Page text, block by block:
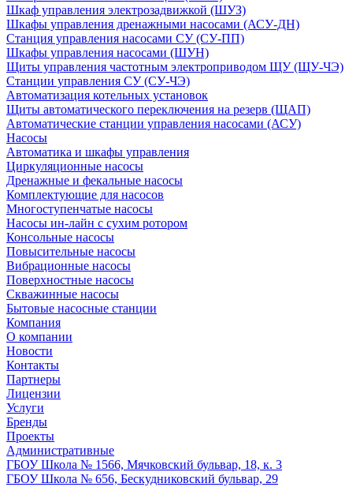
Шкаф управления электрозадвижкой (ШУЗ)
Шкафы управления дренажными насосами (АСУ-ДН)
Станция управления насосами СУ (СУ-ПП)
Шкафы управления насосами (ШУН)
Щиты управления частотным электроприводом ЩУ (ЩУ-ЧЭ)
Станции управления СУ (СУ-ЧЭ)
Автоматизация котельных установок
Щиты автоматического переключения на резерв (ЩАП)
Автоматические станции управления насосами (АСУ)
Насосы
Автоматика и шкафы управления
Циркуляционные насосы
Дренажные и фекальные насосы
Комплектующие для насосов
Многоступенчатые насосы
Насосы ин-лайн с сухим ротором
Консольные насосы
Повысительные насосы
Вибрационные насосы
Поверхностные насосы
Скважинные насосы
Бытовые насосные станции
Компания
О компании
Новости
Контакты
Партнеры
Лицензии
Услуги
Бренды
Проекты
Административные
ГБОУ Школа № 1566, Мячковский бульвар, 18, к. 3
ГБОУ Школа № 656, Бескудниковский бульвар, 29